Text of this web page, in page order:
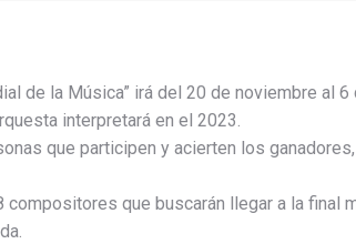
de la Música” irá del 20 de noviembre
interpretará en el 2023.
que participen y acierten los
compositores que buscarán llegar a la final